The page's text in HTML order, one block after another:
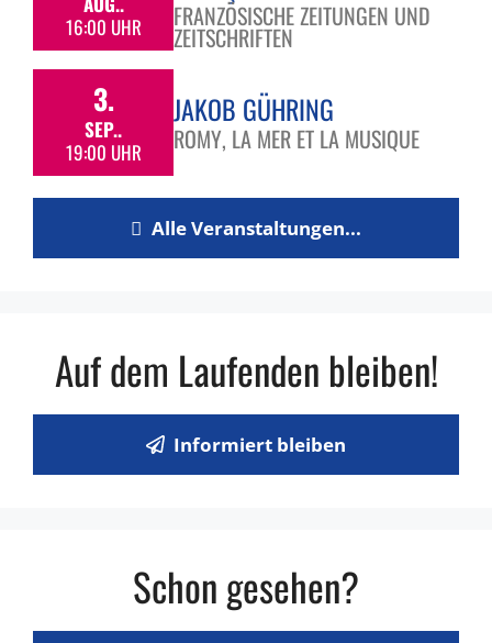
16:00 UHR
FRANZÖSISCHE ZEITUNGEN UND
ZEITSCHRIFTEN
3.
SEP..
19:00 UHR
JAKOB GÜHRING
ROMY, LA MER ET LA MUSIQUE
Alle Veranstaltungen...
Auf dem Laufenden bleiben!
Informiert bleiben
Schon gesehen?